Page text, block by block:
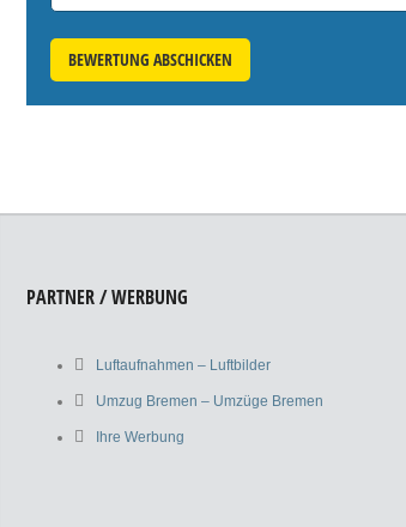
BEWERTUNG ABSCHICKEN
PARTNER / WERBUNG
Luftaufnahmen – Luftbilder
Umzug Bremen – Umzüge Bremen
Ihre Werbung